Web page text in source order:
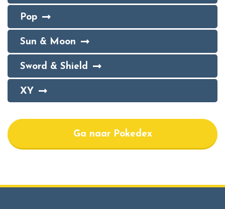
Pop
Sun & Moon
Sword & Shield
XY
Ga naar Pokedex